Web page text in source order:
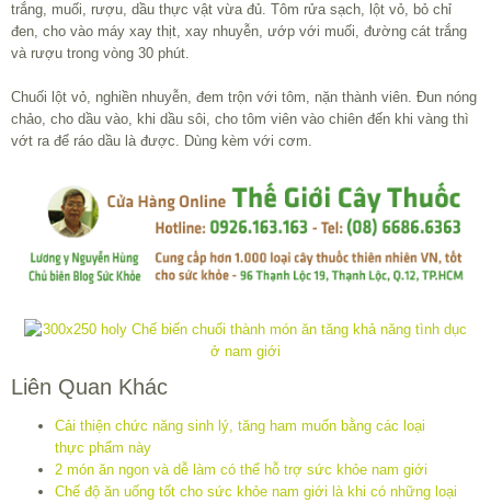
trắng, muối, rượu, dầu thực vật vừa đủ. Tôm rửa sạch, lột vỏ, bỏ chỉ
đen, cho vào máy xay thịt, xay nhuyễn, ướp với muối, đường cát trắng
và rượu trong vòng 30 phút.
Chuối lột vỏ, nghiền nhuyễn, đem trộn với tôm, nặn thành viên. Đun nóng
chảo, cho dầu vào, khi dầu sôi, cho tôm viên vào chiên đến khi vàng thì
vớt ra để ráo dầu là được. Dùng kèm với cơm.
Liên Quan Khác
Cải thiện chức năng sinh lý, tăng ham muốn bằng các loại
thực phẩm này
2 món ăn ngon và dễ làm có thể hỗ trợ sức khỏe nam giới
Chế độ ăn uống tốt cho sức khỏe nam giới là khi có những loại